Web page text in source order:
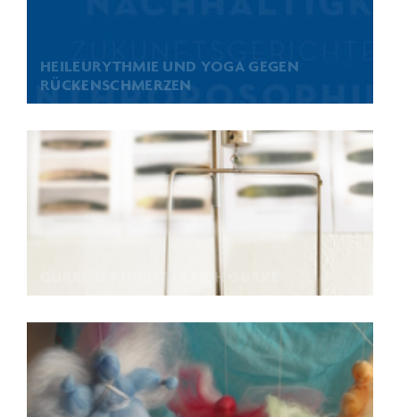
HEILEURYTHMIE UND YOGA GEGEN
RÜCKENSCHMERZEN
GURKE IST NICHT GLEICH GURKE